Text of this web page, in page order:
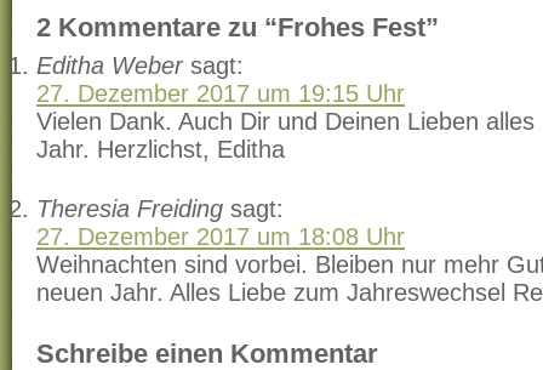
2 Kommentare zu “Frohes Fest”
Editha Weber sagt:
27. Dezember 2017 um 19:15 Uhr
Vielen Dank. Auch Dir und Deinen Lieben
Jahr. Herzlichst, Editha
Theresia Freiding sagt:
27. Dezember 2017 um 18:08 Uhr
Weihnachten sind vorbei. Bleiben nur mehr
neuen Jahr. Alles Liebe zum Jahreswechsel
Schreibe einen Kommentar